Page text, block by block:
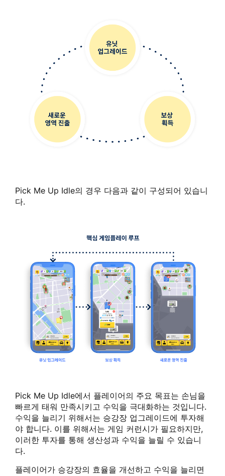
Pick Me Up Idle의 경우 다음과 같이 구성되어 있습니
다.
Pick Me Up Idle에서 플레이어의 주요 목표는 손님을
빠르게 태워 만족시키고 수익을 극대화하는 것입니다.
수익을 늘리기 위해서는 승강장 업그레이드에 투자해
야 합니다. 이를 위해서는 게임 커런시가 필요하지만,
이러한 투자를 통해 생산성과 수익을 늘릴 수 있습니
다.
플레이어가 승강장의 효율을 개선하고 수익을 늘리면